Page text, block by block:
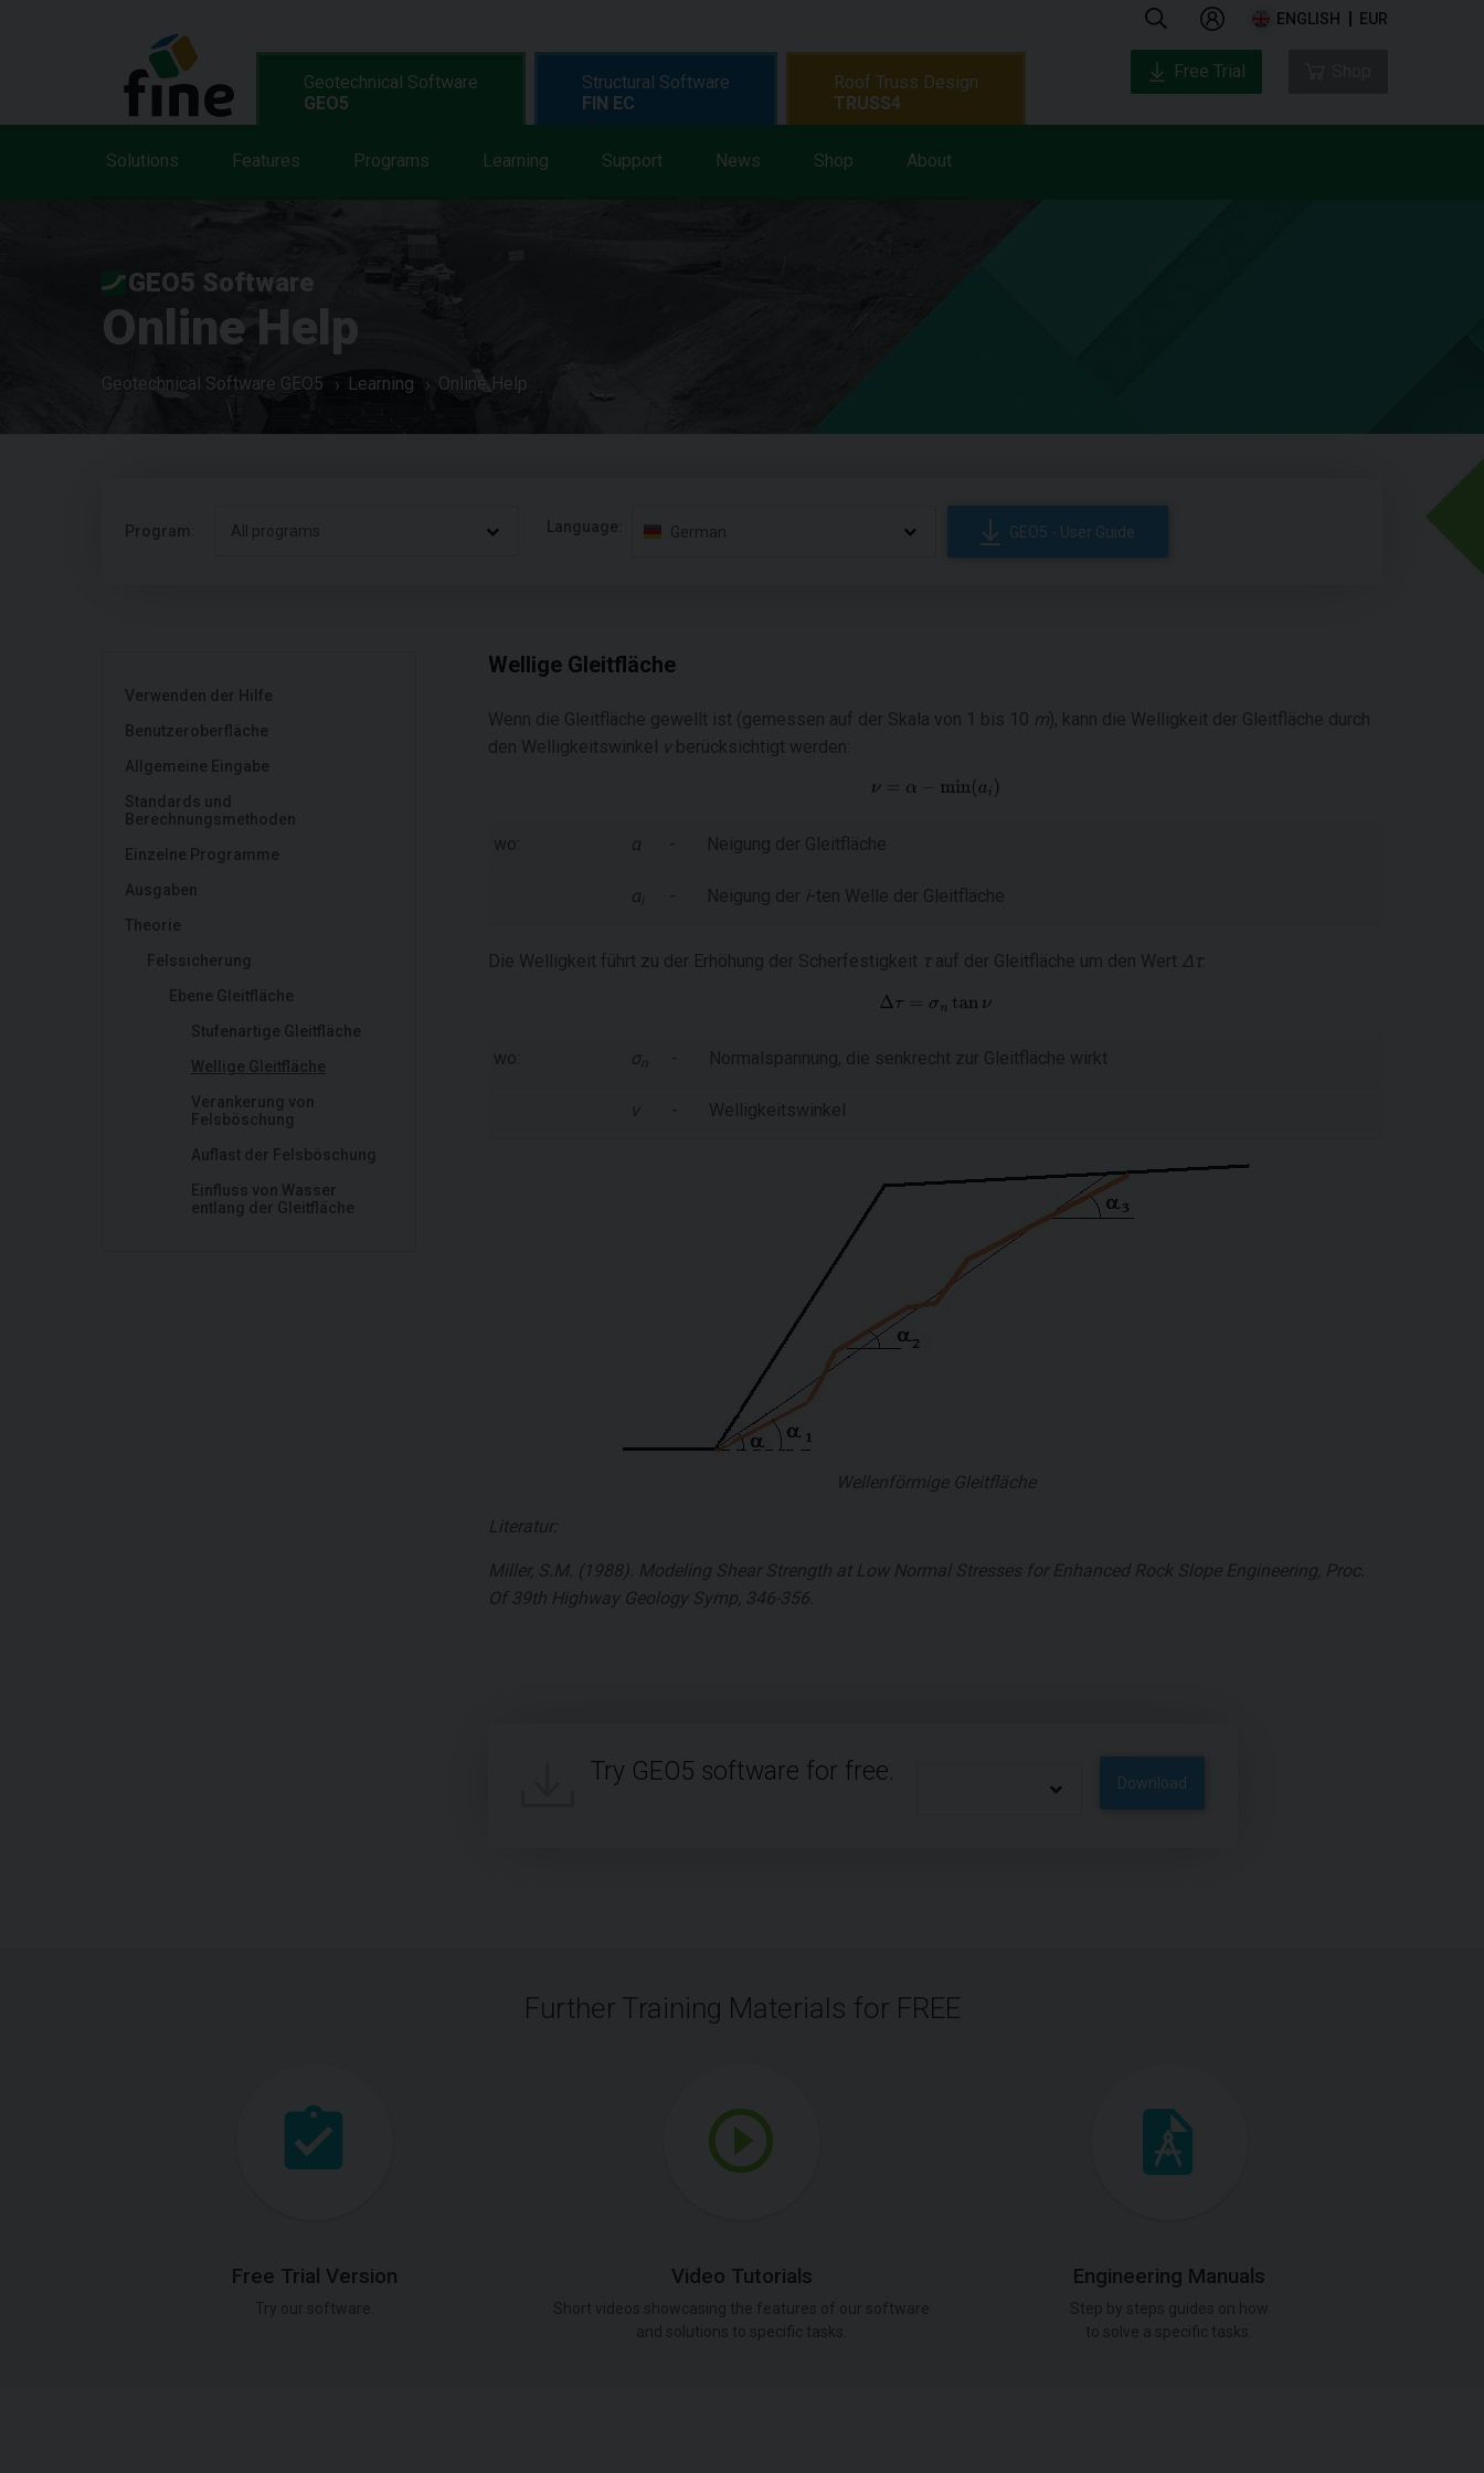
ENGLISH EUR
Geotechnical Software
GEO5
Solutions Features Programs Learning Support News Shop About
Structural Software
FIN EC
Roof Truss Design
TRUSS4
Free Trial
GEO5 Software
Online Help
Geotechnical Software GEO5 Learning Online Help
Program: All programs Language: German GEO5 - User Guide
Verwenden der Hilfe
Benutzeroberfläche
Allgemeine Eingabe
Standards und
Berechnungsmethoden
Einzelne Programme
Ausgaben
Theorie
Felssicherung
Ebene Gleitfläche
Stufenartige Gleitfläche
Wellige Gleitfläche
Verankerung von
Felsböschung
Auflast der Felsböschung
Einfluss von Wasser
entlang der Gleitfläche
Wellige Gleitfläche
Wenn die Gleitfläche gewellt ist (gemessen auf der Skala von 1 bis 10 m), kann die Welligkeit der Gleitfläche durch
den Welligkeitswinkel ν berücksichtigt werden:
wo: α - Neigung der Gleitfläche
α - Neigung der i-ten Welle der Gleitfläche
Die Welligkeit führt zu der Erhöhung der Scherfestigkeit τ auf der Gleitfläche um den Wert Δτ:
wo: σn - Normalspannung, die senkrecht zur Gleitfläche wirkt
ν - Welligkeitswinkel
Wellenförmige Gleitfläche
Literatur:
Miller, S.M. (1988). Modeling Shear Strength at Low Normal Stresses for Enhanced Rock Slope Engineering, Proc.
Of 39th Highway Geology Symp, 346-356.
Try GEO5 software for free. Download
Further Training Materials for FREE
Free Trial Version Video Tutorials Engineering Manuals